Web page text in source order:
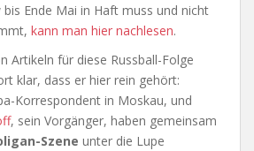
Ende Mai in Haft muss und nicht
kann man hier nachlesen.
Artikeln für diese Russball-Folge
klar, dass er hier rein gehört:
Korrespondent in Moskau, und
, sein Vorgänger, haben gemeinsam
Szene unter die Lupe